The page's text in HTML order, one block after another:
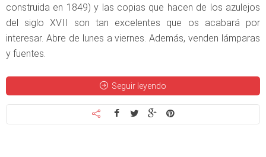
construida en 1849) y las copias que hacen de los azulejos
del siglo XVII son tan excelentes que os acabará por
interesar. Abre de lunes a viernes. Además, venden lámparas
y fuentes.
Seguir leyendo